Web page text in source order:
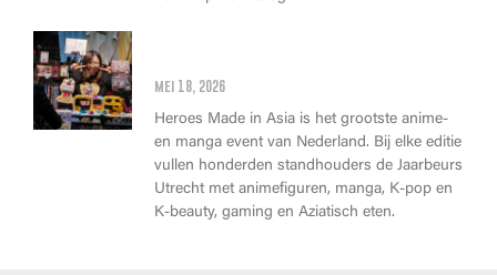
mei 18, 2026
Heroes Made in Asia is het grootste anime-
en manga event van Nederland. Bij elke editie
vullen honderden standhouders de Jaarbeurs
Utrecht met animefiguren, manga, K-pop en
K-beauty, gaming en Aziatisch eten.